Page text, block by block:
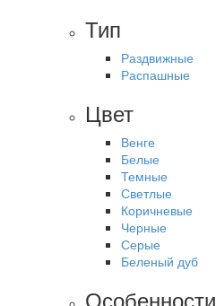
Тип
Раздвижные
Распашные
Цвет
Венге
Белые
Темные
Светлые
Коричневые
Черные
Серые
Беленый дуб
Особенности